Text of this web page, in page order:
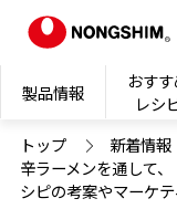
製品情報
おす
レシ
トップ
新着情報
辛ラーメンを通して
シピの考案やマーケ